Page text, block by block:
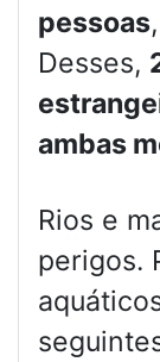
pessoas
Desses,
ambas
Rios e
perigos.